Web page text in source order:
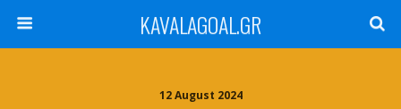
KAVALAGOAL.GR
12 August 2024